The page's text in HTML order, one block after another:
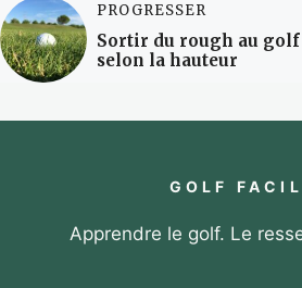
PROGRESSER
Sortir du rough au golf
selon la hauteur
GOLF
Apprendre le golf. Le